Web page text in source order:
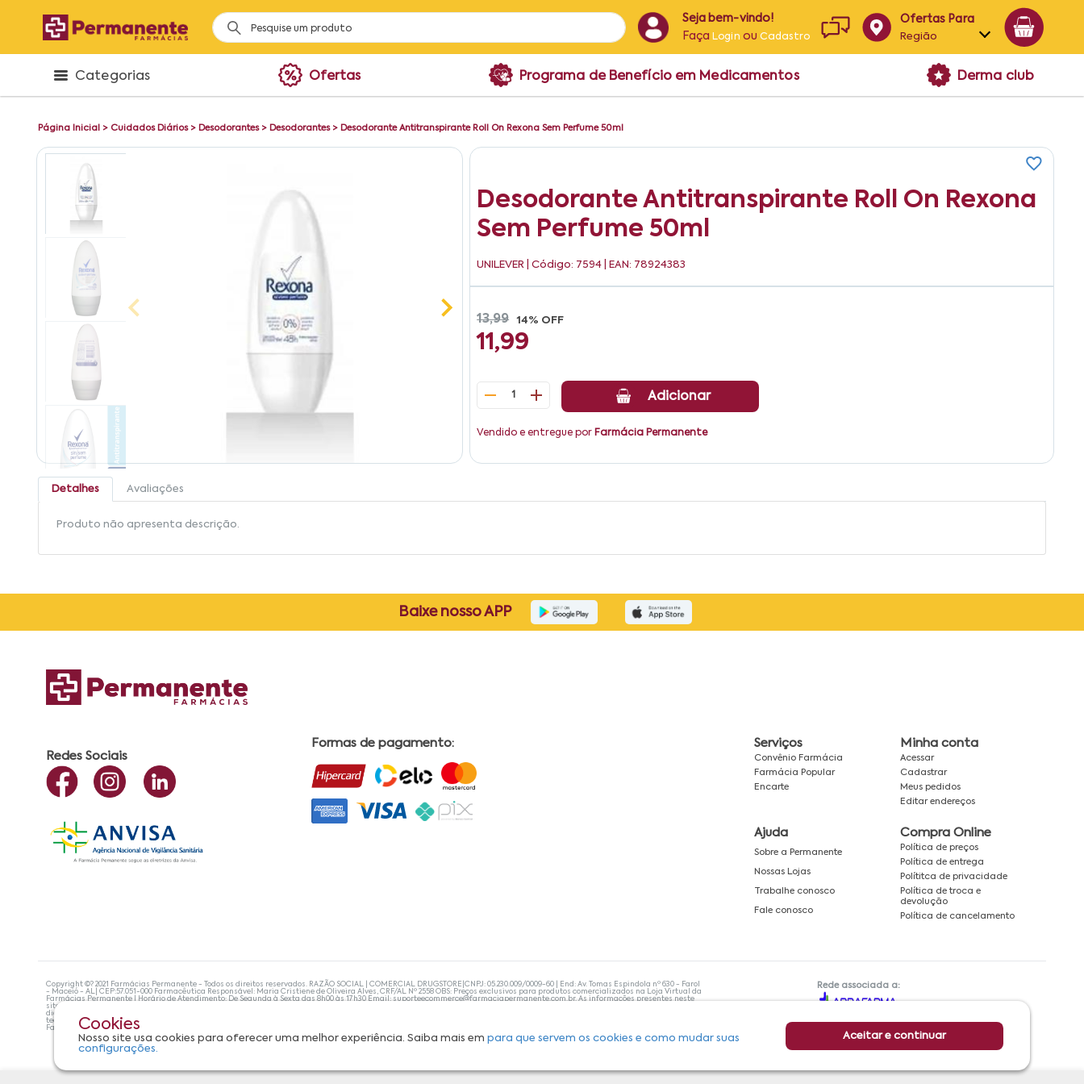
Seja bem-vindo!
Faça Login ouCadastro
Ofertas Para
Região
Alagoas
Categorias Ofertas Programa de Benefício em Medicamentos Derma club
Página Inicial > Cuidados Diários> Desodorantes> Desodorantes> Desodorante Antitranspirante Roll On Rexona Sem Perfume 50ml
Desodorante Antitranspirante Roll On Rexona
Sem Perfume 50ml
UNILEVER | Código: 7594 | EAN: 78924383
13,99 14% OFF
11,99
1 Adicionar
Vendido e entregue por Farmácia Permanente
Detalhes Avaliações
Produto não apresenta descrição.
Cookies
Nosso site usa cookies para oferecer uma melhor experiência. Saiba mais empara que servem os cookies e como mudar suas
configurações.
Aceitar e continuar
Baixe nosso APP
Redes Sociais
Formas de pagamento: Serviços
Convênio Farmácia
Farmácia Popular
Encarte
Minha conta
Acessar
Cadastrar
Meus pedidos
Editar endereços
Ajuda
Sobre a Permanente
Nossas Lojas
Trabalhe conosco
Fale conosco
Compra Online
Política de preços
Política de entrega
Polítitca de privacidade
Política de troca e
devolução
Política de cancelamento
Copyright ©? 2021 Farmácias Permanente - Todos os direitos reservados. RAZÃO SOCIAL | COMERCIAL DRUGSTORE|CNPJ: 05.230.009/0009-60 | End: Av. Tomas Espindola nº 630 - Farol
- Maceió - AL| CEP:57.051-000 Farmacêutica Responsável: Maria Cristiene de Oliveira Alves, CRF/AL Nº 2558 OBS: Preços exclusivos para produtos comercializados na Loja Virtual da
Farmácias Permanente | Horário de Atendimento: De Segunda à Sexta das 8h00 às 17h30 Email: suporteecommerce@farmaciapermanente.com.br. As informações presentes neste
site não devem ser utilizadas para automedicação e, de forma alguma, substituem as orientações de um profissional da área médica. Apenas o médico está capacitado para
diagnosticar problemas de saúde e prescrever o tratamento adequado. Se os sintomas persistirem, um médico deve ser consultado. A Farmácia Permanente trabalha com as
tecnologias mais avançadas de proteção de dados, para que você possa realizar suas compras com tranquilidade. A privacidade e a segurança dos clientes são compromissos da
Farmácias Permanente. Todos os pedidos efetuados estão sujeitos à confirmação da disponibilidade de produto em nosso estoque.
Rede associada a: